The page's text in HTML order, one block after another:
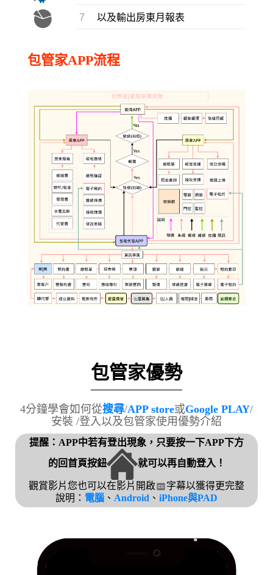
7 以及輸出房東月報表
包管家APP流程
包管家優勢
4分鐘學會如何從搜尋/APP store或Google PLAY/
安裝 /登入以及包管家使用優勢介紹
提醒：APP中若有登出現象，只要按一下APP下方
的回首頁按鈕 就可以再自動登入！
觀賞影片您也可以在影片開啟
字幕以獲得更完整
說明： 電腦 、 Android 、 iPhone與PAD